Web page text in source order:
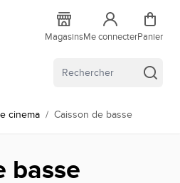
MagasinsMe connecterPanier
cinema / Caisson de basse
basse